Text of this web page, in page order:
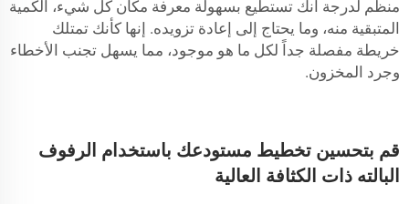
منظم لدرجة أنك تستطيع بسهولة معرفة مكان كل شيء، الكمية
المتبقية منه، وما يحتاج إلى إعادة تزويده. إنها كأنك تمتلك
خريطة مفصلة جداً لكل ما هو موجود، مما يسهل تجنب الأخطاء
وجرد المخزون.
قم بتحسين تخطيط مستودعك باستخدام الرفوف
البالته ذات الكثافة العالية